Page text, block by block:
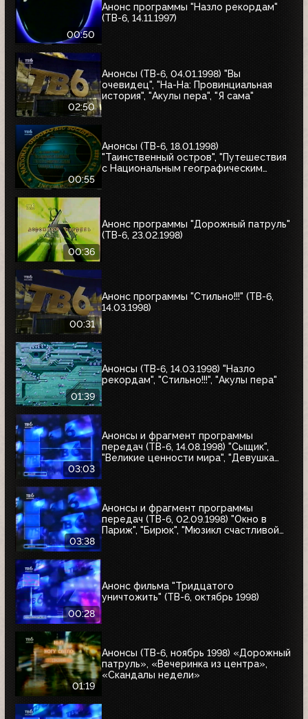
00:50
Анонс программы "Назло рекордам"
(ТВ-6, 14.11.1997)
02:50
Анонсы (ТВ-6, 04.01.1998) "Вы
очевидец", "На-На: Провинциальная
история", "Акулы пера", "Я сама"
00:55
Анонсы (ТВ-6, 18.01.1998)
"Таинственный остров", "Путешествия
с Национальным географическим
00:36
Анонс программы "Дорожный патруль"
(ТВ-6, 23.02.1998)
00:31
Анонс программы "Стильно!!!" (ТВ-6,
14.03.1998)
01:39
Анонсы (ТВ-6, 14.03.1998) "Назло
рекордам", "Стильно!!!", "Акулы пера"
03:03
Анонсы и фрагмент программы
передач (ТВ-6, 14.08.1998) "Сыщик",
"Великие ценности мира", "Девушка
03:38
Анонсы и фрагмент программы
передач (ТВ-6, 02.09.1998) "Окно в
Париж", "Бирюк", "Мюзикл счастливой
00:28
Анонс фильма "Тридцатого
уничтожить" (ТВ-6, октябрь 1998)
01:19
Анонсы (ТВ-6, ноябрь 1998) «Дорожный
патруль», «Вечеринка из центра»,
«Скандалы недели»